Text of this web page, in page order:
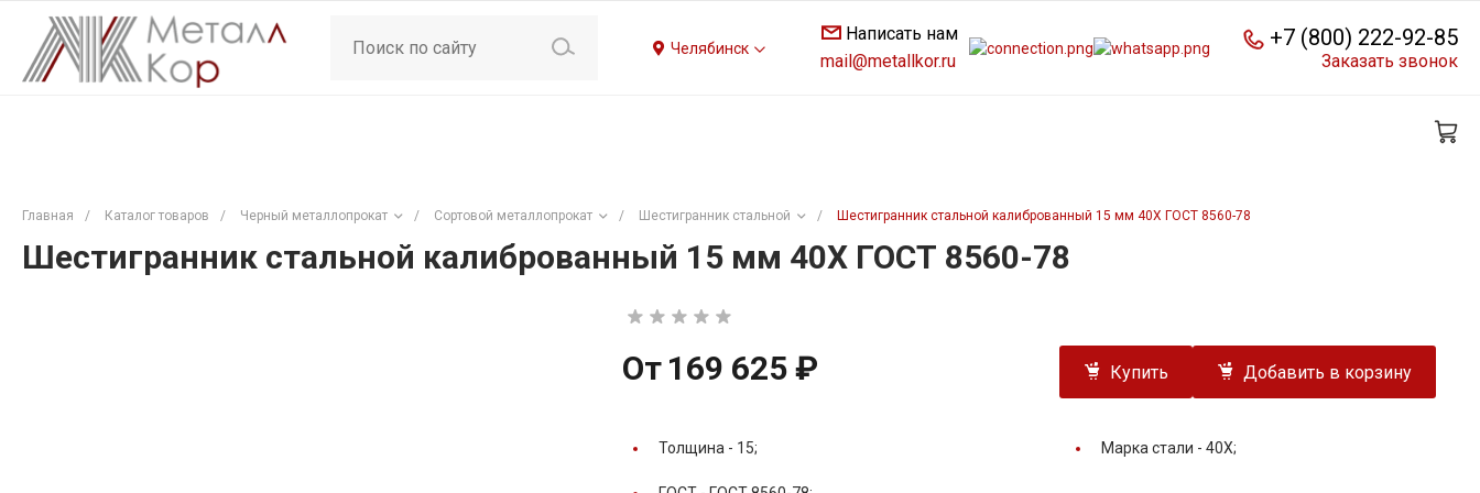
Челябинск
Написать нам
mail@metallkor.ru
+7 (800) 222-92-85
Заказать звонок
Главная / Каталог товаров / Черный металлопрокат / Сортовой металлопрокат / Шестигранник стальной / Шестигранник стальной калиброванный 15 мм 40Х ГОСТ 8560-78
Шестигранник стальной калиброванный 15 мм 40Х ГОСТ 8560-78
От 169 625 ₽ Купить Добавить в корзину
Толщина - 15; Марка стали - 40Х;